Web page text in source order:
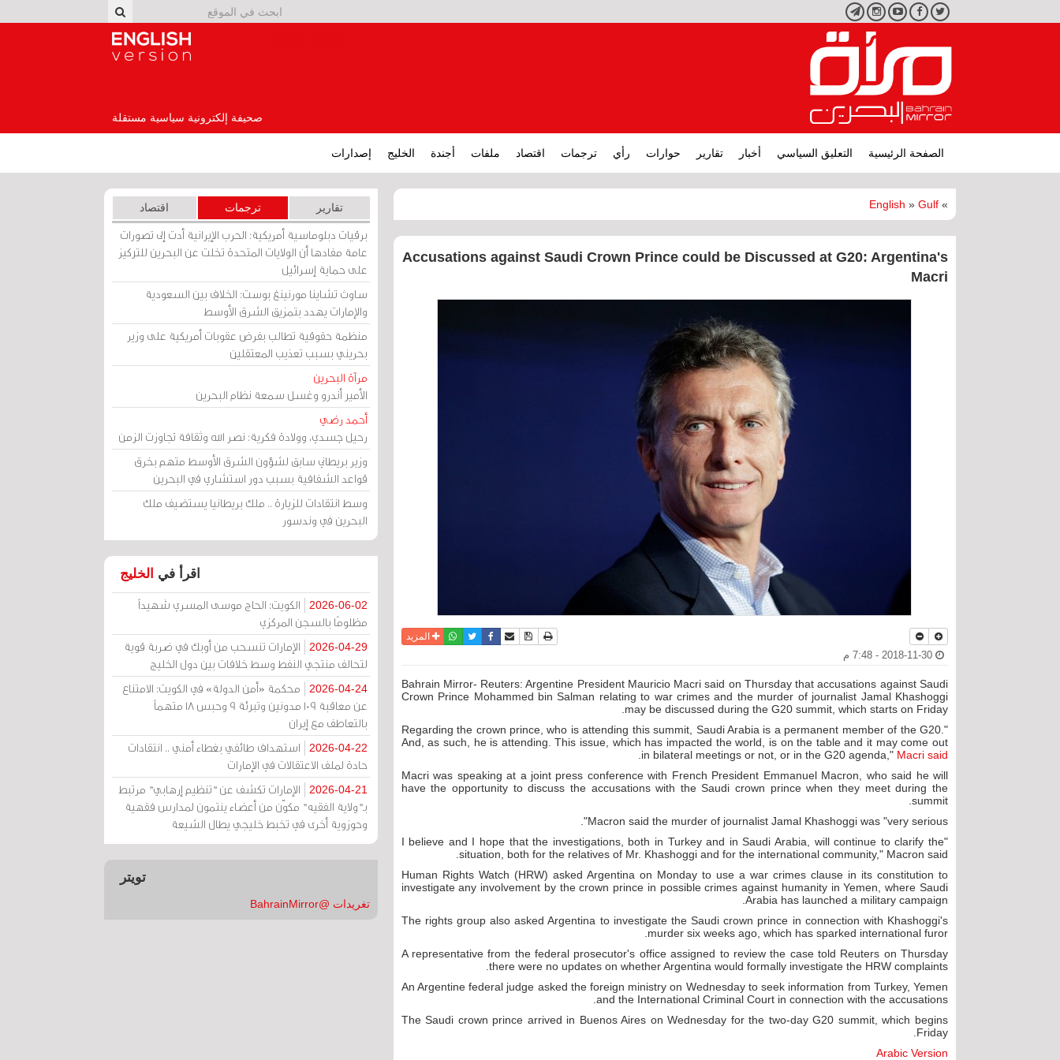
تويتر فيسبوكيوتيوبانستجرامتليجرام
صحيفة إلكترونية سياسية مستقلة
الصفحة الرئيسية التعليق السياسي أخبار تقارير حوارات رأي ترجمات اقتصاد ملفات أجندة الخليج إصدارات
»
English » Gulf
Accusations against Saudi Crown Prince could be Discussed at G20: Argentina's
Macri
نسخة للطباعة
حفظ الموضوع
أرسل الى صديق
فيسبوكتويترواتسابالمزيد
Bahrain Mirror- Reuters: Argentine President Mauricio Macri said on Thursday that accusations against Saudi
Crown Prince Mohammed bin Salman relating to war crimes and the murder of journalist Jamal Khashoggi
may be discussed during the G20 summit, which starts on Friday.
"Regarding the crown prince, who is attending this summit, Saudi Arabia is a permanent member of the G20.
And, as such, he is attending. This issue, which has impacted the world, is on the table and it may come out
in bilateral meetings or not, or in the G20 agenda," Macri said
Macri was speaking at a joint press conference with French President Emmanuel Macron, who said he will
have the opportunity to discuss the accusations with the Saudi crown prince when they meet during the
summit.
Macron said the murder of journalist Jamal Khashoggi was "very serious".
"I believe and I hope that the investigations, both in Turkey and in Saudi Arabia, will continue to clarify the
situation, both for the relatives of Mr. Khashoggi and for the international community," Macron said.
Human Rights Watch (HRW) asked Argentina on Monday to use a war crimes clause in its constitution to
investigate any involvement by the crown prince in possible crimes against humanity in Yemen, where Saudi
Arabia has launched a military campaign.
The rights group also asked Argentina to investigate the Saudi crown prince in connection with Khashoggi's
murder six weeks ago, which has sparked international furor.
A representative from the federal prosecutor's office assigned to review the case told Reuters on Thursday
there were no updates on whether Argentina would formally investigate the HRW complaints.
An Argentine federal judge asked the foreign ministry on Wednesday to seek information from Turkey, Yemen
and the International Criminal Court in connection with the accusations.
The Saudi crown prince arrived in Buenos Aires on Wednesday for the two-day G20 summit, which begins
Friday.
Arabic Version
تقارير ترجمات اقتصاد
برقيات دبلوماسية أمريكية: الحرب الإيرانية أدت إلى تصورات
عامة مفادها أن الولايات المتحدة تخلت عن البحرين للتركيز
على حماية إسرائيل
ساوث تشاينا مورنينغ بوست: الخلاف بين السعودية
والإمارات يهدد بتمزيق الشرق الأوسط
منظمة حقوقية تطالب بفرض عقوبات أمريكية على وزير
بحريني بسبب تعذيب المعتقلين
مرآة البحرين
الأمير أندرو وغسل سمعة نظام البحرين
أحمد رضي
رحيل جسدي، وولادة فكرية: نصر الله وثقافة تجاوزت الزمن
وزير بريطاني سابق لشؤون الشرق الأوسط متهم بخرق
قواعد الشفافية بسبب دور استشاري في البحرين
وسط انتقادات للزيارة .. ملك بريطانيا يستضيف ملك
البحرين في وندسور
اقرأ في الخليج
2026-06-02
الكويت: الحاج موسى المسري شهيداً
مظلومًا بالسجن المركزي
2026-04-29
الإمارات تنسحب من أوبك في ضربة قوية
لتحالف منتجي النفط وسط خلافات بين دول الخليج
2026-04-24
محكمة «أمن الدولة» في الكويت: الامتناع
عن معاقبة 109 مدونين وتبرئة 9 وحبس 18 متهماً
بالتعاطف مع إيران
2026-04-22
استهداف طائفي بغطاء أمني .. انتقادات
حادة لملف الاعتقالات في الإمارات
2026-04-21
الإمارات تكشف عن "تنظيم إرهابي" مرتبط
بـ"ولاية الفقيه" مكوّن من أعضاء ينتمون لمدارس فقهية
وحوزوية أخرى في تخبط خليجي يطال الشيعة
تويتر
تغريدات @BahrainMirror